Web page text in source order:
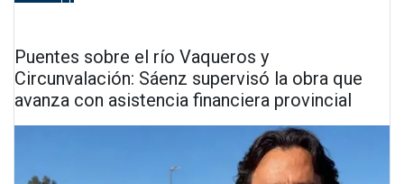
Puentes sobre el río Vaqueros y
Circunvalación: Sáenz supervisó la obra que
avanza con asistencia financiera provincial